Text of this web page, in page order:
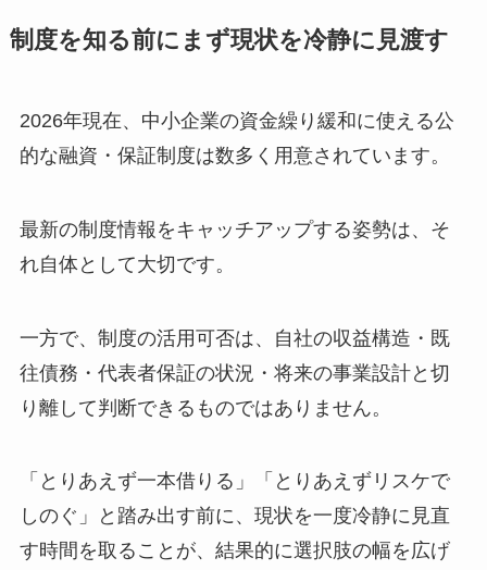
制度を知る前にまず現状を冷静に見渡す
2026年現在、中小企業の資金繰り緩和に使える公
的な融資・保証制度は数多く用意されています。
最新の制度情報をキャッチアップする姿勢は、そ
れ自体として大切です。
一方で、制度の活用可否は、自社の収益構造・既
往債務・代表者保証の状況・将来の事業設計と切
り離して判断できるものではありません。
「とりあえず一本借りる」「とりあえずリスケで
しのぐ」と踏み出す前に、現状を一度冷静に見直
す時間を取ることが、結果的に選択肢の幅を広げ